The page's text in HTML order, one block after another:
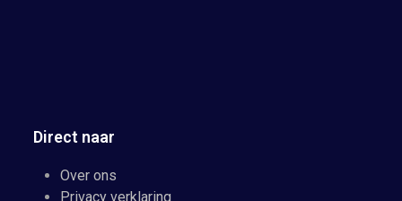
Direct naar
Over ons
Privacy verklaring